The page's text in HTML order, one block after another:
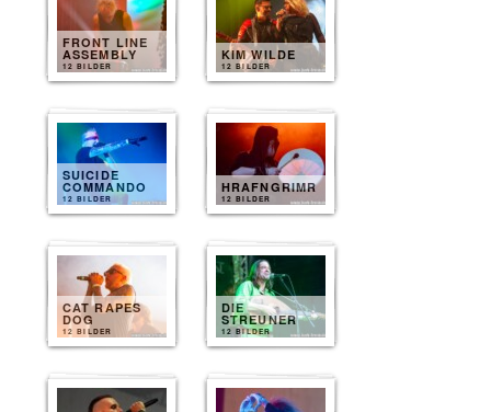
FRONT LINE
ASSEMBLY
12 BILDER
KIM WILDE
12 BILDER
SUICIDE
COMMANDO
12 BILDER
HRAFNGRIMR
12 BILDER
CAT RAPES
DOG
12 BILDER
DIE
STREUNER
12 BILDER